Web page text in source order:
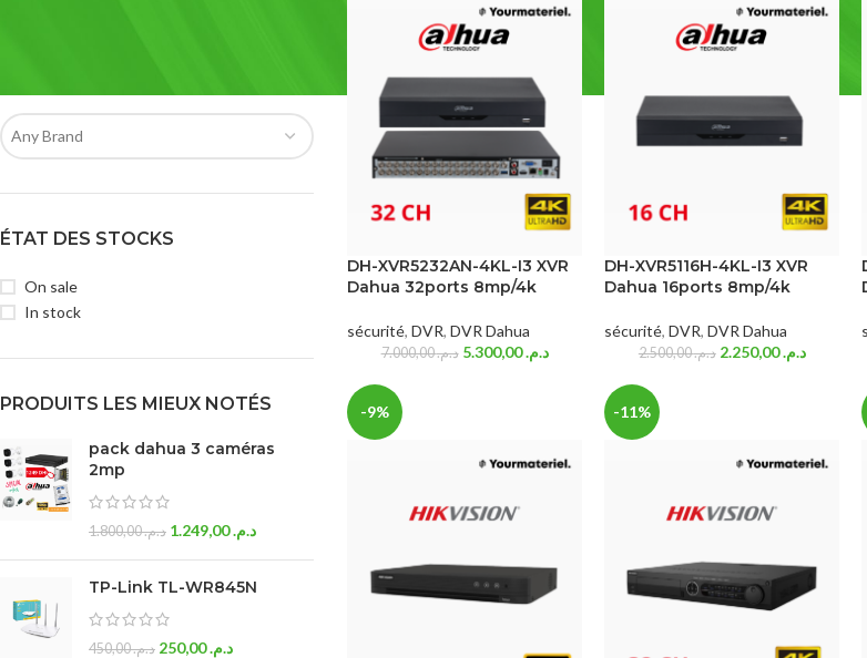
Any Brand
ÉTAT DES STOCKS
On sale
In stock
PRODUITS LES MIEUX NOTÉS
pack dahua 3 caméras
2mp
د.م.1.800,00 د.م.1.249,00
TP-Link TL-WR845N
د.م.450,00 د.م.250,00
DH-XVR5232AN-4KL-I3 XVR
Dahua 32ports 8mp/4k
sécurité, DVR, DVR Dahua
د.م.7.000,00 د.م.5.300,00
DH-XVR5116H-4KL-I3 XVR
Dahua 16ports 8mp/4k
sécurité, DVR, DVR Dahua
د.م.2.500,00 د.م.2.250,00
-9% -11%